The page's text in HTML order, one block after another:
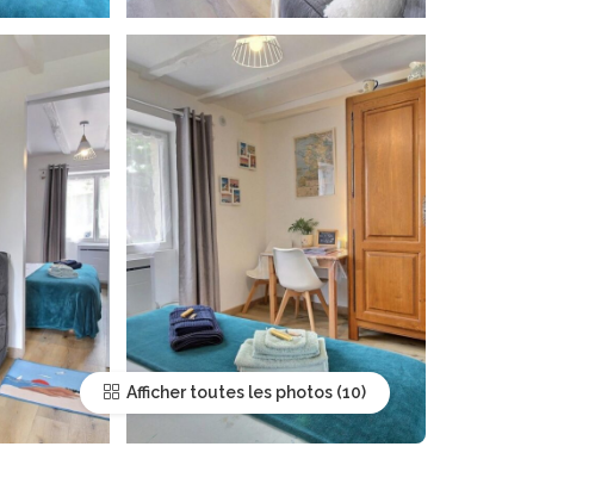
Afficher toutes les photos